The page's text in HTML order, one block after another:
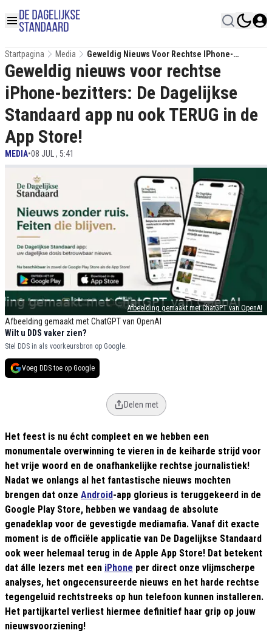
Startpagina Media
Geweldig Nieuws Voor Rechtse IPhone-
Bezitters: De Dagelijkse Standaard App Nu Ook
TERUG In De App Store!
Afbeelding gemaakt met ChatGPT van OpenAI
Afbeelding gemaakt met ChatGPT van OpenAI
Geweldig nieuws voor rechtse
iPhone-bezitters: De Dagelijkse
Standaard app nu ook TERUG in de
App Store!
MEDIA•08 JUL , 5:41
Wilt u DDS vaker zien?
Stel DDS in als voorkeursbron op Google.
Voeg DDS toe op Google
Delen met
Het feest is nu écht compleet en we hebben een
monumentale overwinning te vieren in de keiharde strijd voor
het vrije woord en de onafhankelijke rechtse journalistiek!
Nadat we onlangs al het fantastische nieuws mochten
brengen dat onze Android-app glorieus is teruggekeerd in de
Google Play Store, hebben we vandaag de absolute
genadeklap voor de gevestigde mediamafia. Vanaf dit exacte
moment is de officiële applicatie van De Dagelijkse Standaard
ook weer helemaal terug in de Apple App Store! Dat betekent
dat álle lezers met een iPhone per direct onze vlijmscherpe
analyses, het ongecensureerde nieuws en het harde rechtse
tegengeluid rechtstreeks op hun telefoon kunnen installeren.
Het partijkartel verliest hiermee definitief haar grip op jouw
nieuwsvoorziening!